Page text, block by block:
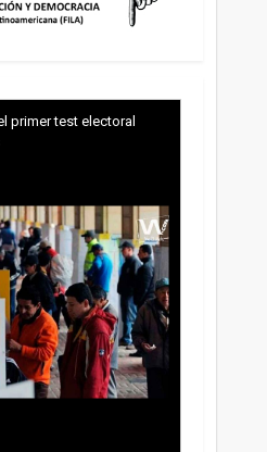
primer test electoral